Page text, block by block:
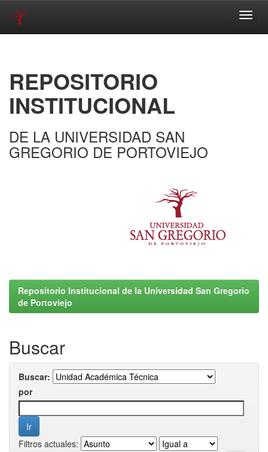
REPOSITORIO
INSTITUCIONAL
DE LA UNIVERSIDAD SAN
GREGORIO DE PORTOVIEJO
Repositorio Institucional de la Universidad San Gregorio
de Portoviejo
Buscar
Buscar:
por
Filtros actuales: